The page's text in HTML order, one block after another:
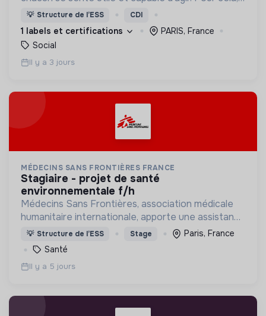
nous proposons des moyens et des lieux
d’engagement innovants et adaptés à tous.
💡 Structure de l’ESS CDI
1 labels et certifications
PARIS, France
Social
Il y a 3 jours
MÉDECINS SANS FRONTIÈRES FRANCE
stagiaire - projet de santé
environnementale f/h
Médecins Sans Frontières, association médicale
humanitaire internationale, apporte une assistance
médicale à des populations dont la vie est
menacée.
💡 Structure de l’ESS Stage
Paris, France
Santé
Il y a 5 jours